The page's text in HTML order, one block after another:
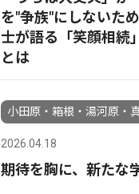
を"争族"にしないた
士が語る「笑顔相続
とは
小田原・箱根・湯河原・
2026.04.18
期待を胸に、新たな